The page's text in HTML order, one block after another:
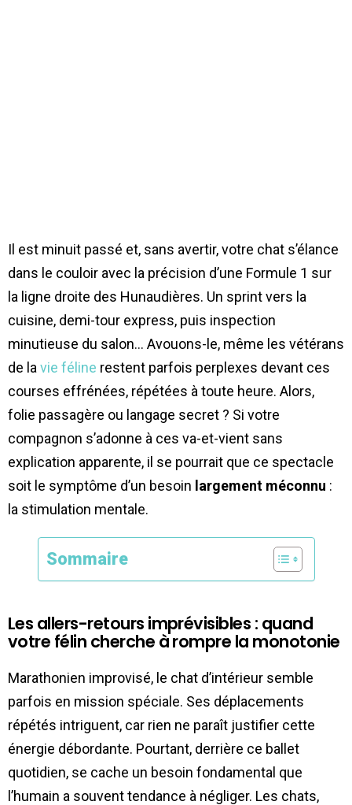
Il est minuit passé et, sans avertir, votre chat s’élance
dans le couloir avec la précision d’une Formule 1 sur
la ligne droite des Hunaudières. Un sprint vers la
cuisine, demi-tour express, puis inspection
minutieuse du salon… Avouons-le, même les vétérans
de la vie féline restent parfois perplexes devant ces
courses effrénées, répétées à toute heure. Alors,
folie passagère ou langage secret ? Si votre
compagnon s’adonne à ces va-et-vient sans
explication apparente, il se pourrait que ce spectacle
soit le symptôme d’un besoin largement méconnu :
la stimulation mentale.
Sommaire
Les allers-retours imprévisibles : quand
votre félin cherche à rompre la monotonie
Marathonien improvisé, le chat d’intérieur semble
parfois en mission spéciale. Ses déplacements
répétés intriguent, car rien ne paraît justifier cette
énergie débordante. Pourtant, derrière ce ballet
quotidien, se cache un besoin fondamental que
l’humain a souvent tendance à négliger. Les chats,